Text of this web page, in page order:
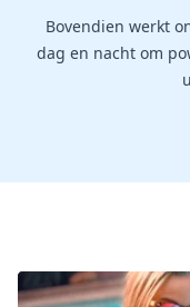
Bovendien werkt
dag en nacht om